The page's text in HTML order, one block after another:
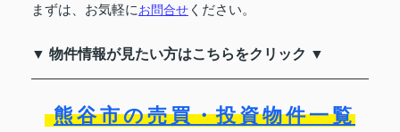
まずは、お気軽にお問合せ ください。
▼ 物件情報が見たい方はこちらをクリック ▼
熊谷市の売買・投資物件一覧